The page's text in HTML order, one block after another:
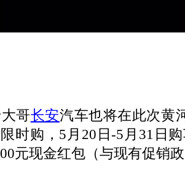
哥长安汽车也将在此次黄
时购，5月20日-5月31日
元现金红包（与现有促销